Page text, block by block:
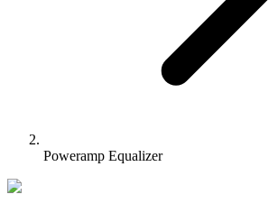
Poweramp Equalizer